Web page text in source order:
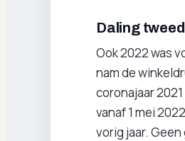
Daling
Ook 2022 was
nam de
coronajaar
vanaf 1 mei
vorig jaar.